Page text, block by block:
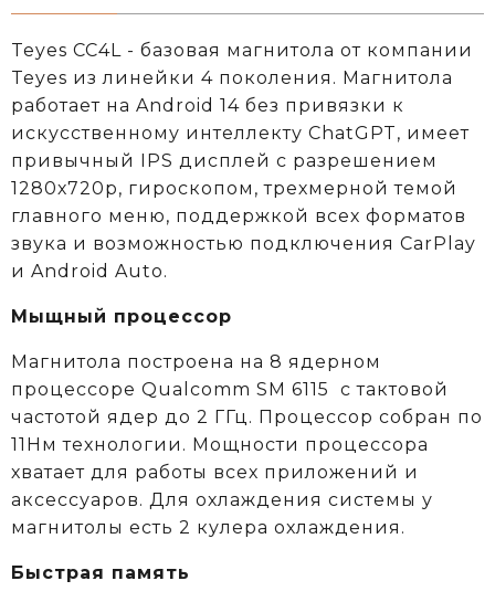
Teyes CC4L - базовая магнитола от компании
Teyes из линейки 4 поколения. Магнитола
работает на Android 14 без привязки к
искусственному интеллекту ChatGPT, имеет
привычный IPS дисплей с разрешением
1280х720р, гироскопом, трехмерной темой
главного меню, поддержкой всех форматов
звука и возможностью подключения CarPlay
и Android Auto.
Мыщный процессор
Магнитола построена на 8 ядерном
процессоре Qualcomm SM 6115
c тактовой
частотой ядер до 2 ГГц. Процессор собран по
11Нм технологии. Мощности процессора
хватает для работы всех приложений и
аксессуаров. Для охлаждения системы у
магнитолы есть 2 кулера охлаждения.
Быстрая память